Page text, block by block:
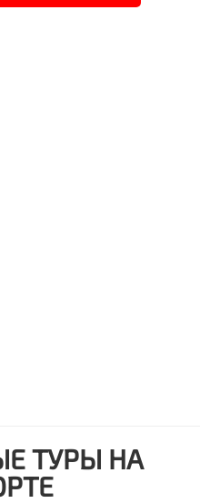
ТУРЫ НА